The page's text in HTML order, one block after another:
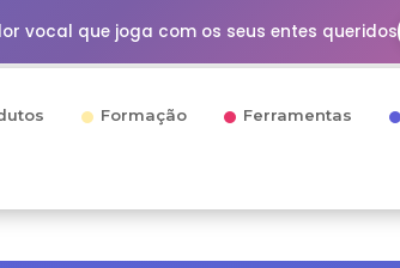
vocal que joga com os seus entes queridos
Formação Ferramentas